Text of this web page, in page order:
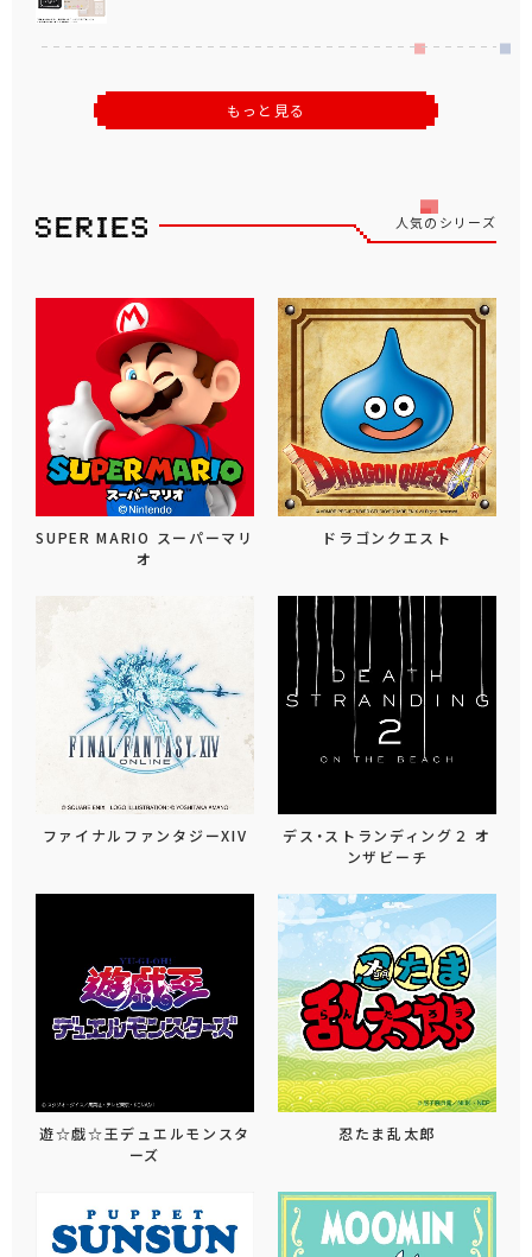
もっと見る
人気のシリーズ
SUPER MARIO スーパーマリ
オ
ドラゴンクエスト
ファイナルファンタジーXIV
デス・ストランディング２ オ
ンザビーチ
遊☆戯☆王デュエルモンスタ
ーズ
忍たま乱太郎